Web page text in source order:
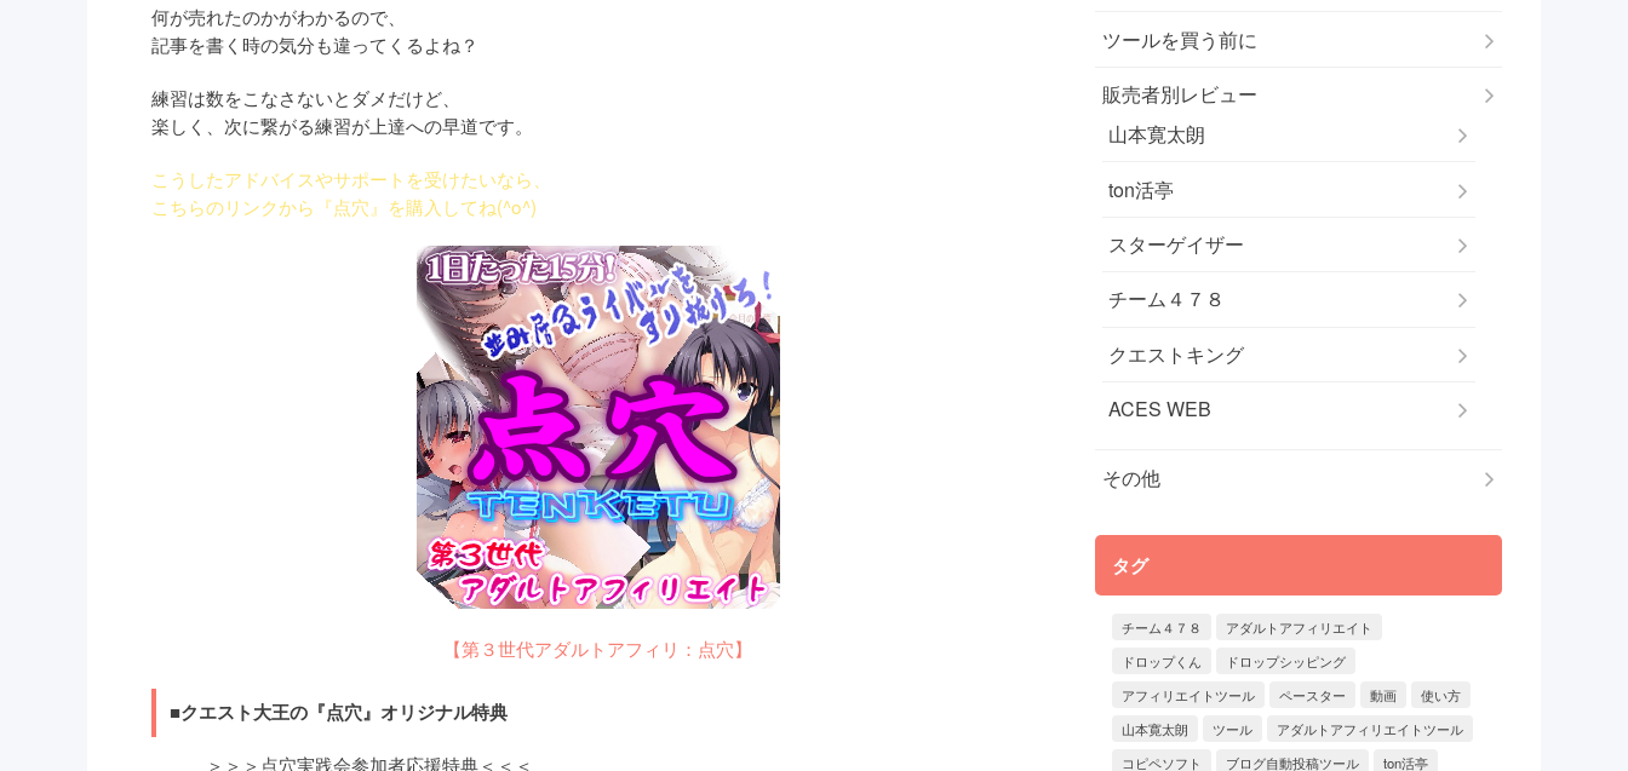
何が売れたのかがわかるので、
記事を書く時の気分も違ってくるよね？
練習は数をこなさないとダメだけど、
楽しく、次に繋がる練習が上達への早道です。
こうしたアドバイスやサポートを受けたいなら、
こちらのリンクから『点穴』を購入してね(^o^)
【第３世代アダルトアフィリ：点穴】
■クエスト大王の『点穴』オリジナル特典
＞＞＞点穴実践会参加者応援特典＜＜＜
ツールを買う前に
販売者別レビュー
山本寛太朗
ton活亭
スターゲイザー
チーム４７８
クエストキング
ACES WEB
その他
タグ
チーム４７８
アダルトアフィリエイト
ドロップくん
ドロップシッピング
アフィリエイトツール
ペースター 動画
使い方
山本寛太朗
ツール
アダルトアフィリエイトツール
コピペソフト
ブログ自動投稿ツール ton活亭